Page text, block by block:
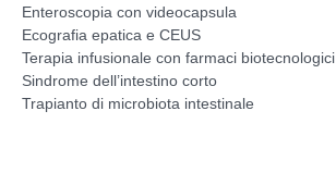
Enteroscopia con videocapsula
Ecografia epatica e CEUS
Terapia infusionale con farmaci biotecnologici
Sindrome dell’intestino corto
Trapianto di microbiota intestinale